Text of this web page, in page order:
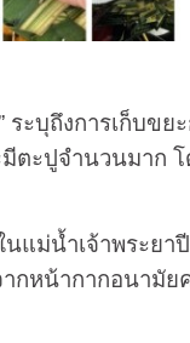
ระบุถึงการเก็บขย
ตะปูจำนวนมาก
ำเจ้าพระยาปีนี้
กหน้ากากอนามัย